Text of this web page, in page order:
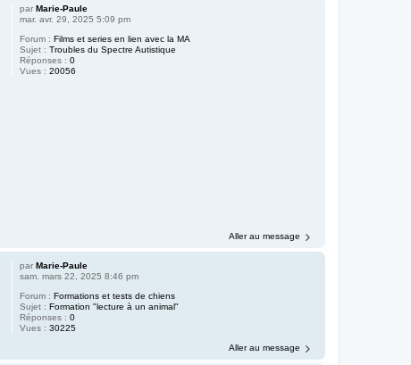
parMarie-Paule
mar. avr. 29, 2025 5:09 pm
Forum :Films et series en lien avec la MA
Sujet :Troubles du Spectre Autistique
Réponses :0
Vues :20056
Aller au message
parMarie-Paule
sam. mars 22, 2025 8:46 pm
Forum :Formations et tests de chiens
Sujet :Formation "lecture à un animal"
Réponses :0
Vues :30225
Aller au message